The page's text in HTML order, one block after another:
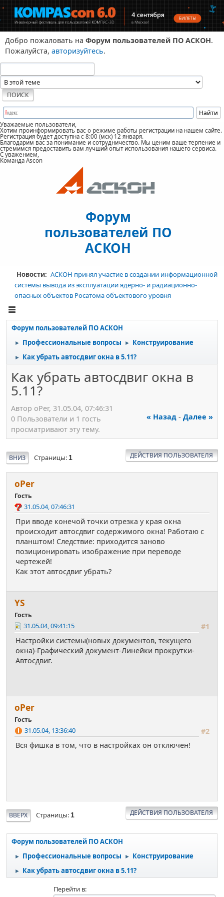
Добро пожаловать на Форум пользователей ПО АСКОН.
Пожалуйста, авторизуйтесь.
Уважаемые пользователи,
Хотим проинформировать вас о режиме работы регистрации на нашем сайте.
Регистрация будет доступна с 8:00 (мск) 12 января.
Благодарим вас за понимание и сотрудничество. Мы ценим ваше терпение и
стремимся предоставить вам лучший опыт использования нашего сервиса.
С уважением,
Команда Ascon
Форум
пользователей ПО
АСКОН
Новости: АСКОН принял участие в создании информационной
системы вывода из эксплуатации ядерно- и радиационно-
опасных объектов Росатома объектового уровня
Форум пользователей ПО АСКОН
► Профессиональные вопросы ► Конструирование
► Как убрать автосдвиг окна в 5.11?
Как убрать автосдвиг окна в
5.11?
Автор оРer, 31.05.04, 07:46:31
« Назад - Далее »
0 Пользователи и 1 гость
просматривают эту тему.
ВНИЗ Страницы 1 ДЕЙСТВИЯ ПОЛЬЗОВАТЕЛЯ
оРer
Гость
31.05.04, 07:46:31
При вводе конечой точки отрезка у края окна
происходит автосдвиг содержимого окна! Работаю с
планштом! Следствие: приходится заново
позиционировать изображение при переводе
чертежей!
Как этот автосдвиг убрать?
YS
Гость
#1
31.05.04, 09:41:15
Настройки системы(новых документов, текущего
окна)-Графический документ-Линейки прокрутки-
Автосдвиг.
оРer
Гость
#2
31.05.04, 13:36:40
Вся фишка в том, что в настройках он отключен!
ВВЕРХ Страницы 1 ДЕЙСТВИЯ ПОЛЬЗОВАТЕЛЯ
Форум пользователей ПО АСКОН
► Профессиональные вопросы ► Конструирование
► Как убрать автосдвиг окна в 5.11?
Перейти в